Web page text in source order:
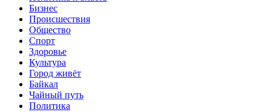
Бизнес
Происшествия
Общество
Cпорт
Здоровье
Культура
Город живёт
Байкал
Чайный путь
Политика